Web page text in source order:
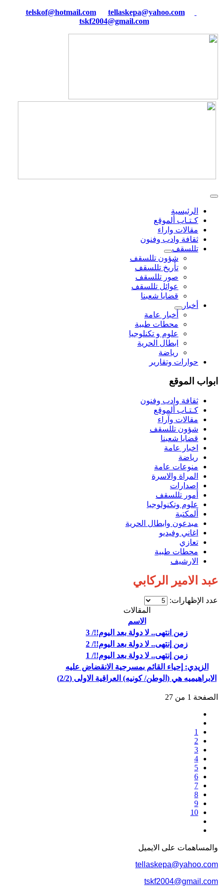
tellaskepa@yahoo.com
tskf2004@gmail.com
الرئيسية
كـتـاب ألموقع
مقالات واراء
ثقافة وادب وفنون
تللسقف
شؤون تللسقف
تأريخ تللسقف
صور تللسقف
عوائل تللسقف
قضايا شعبنا
أخبار
أخبار عامة
محطات طبية
علوم و تکنلوجیا
ابطال الحرية
رياضة
حوارات وتقارير
ابواب الموقع
ثقافة وادب وفنون
كـتـاب ألموقع
مقالات وآراء
شؤون تللسقف
قضايا شعبنا
اخبار عامة
رياضة
منوعات عامة
المراة والاسرة
اصدارات
أمور تللسقف
علوم وتكنولوجيا
ألمكتبة
مبدعون وابطال الحرية
اغاني وفيديو
تعازي
محطات طبية
الارشيف
عبد الامير الركابي
عدد الإظهارات:
المقالات
الاسم
زمن انتهى.. لا دولة بعد اليوم!!/ 3
زمن إنتهى.. لا دولة بعد اليوم!!/ 2
زمن إنتهى.. لا دولة بعد اليوم!!/ 1
الزيدي: إحياء القائم بمسرحية الانقضاض عليه
الابراهيميه هي (الوطن/ كونيه) العراقية الاولى (2/2)
الصفحة 1 من 27
1
2
3
4
5
6
7
8
9
10
والمساهمات علی الایمیل
tellaskepa@yahoo.com
tskf2004@gmail.com